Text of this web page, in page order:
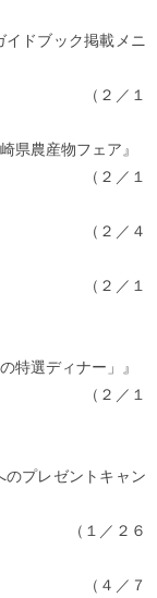
ドブック掲載メニ
１
農産物フェア』
１
ア』 （２／４
』 （２／１
選ディナー」』
１
プレゼントキャン
６
』 （４／７